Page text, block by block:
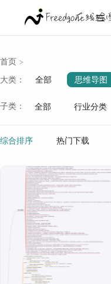

首页 >
大类： 全部 思维导图
子类： 全部 行业分类
综合排序 热门下载